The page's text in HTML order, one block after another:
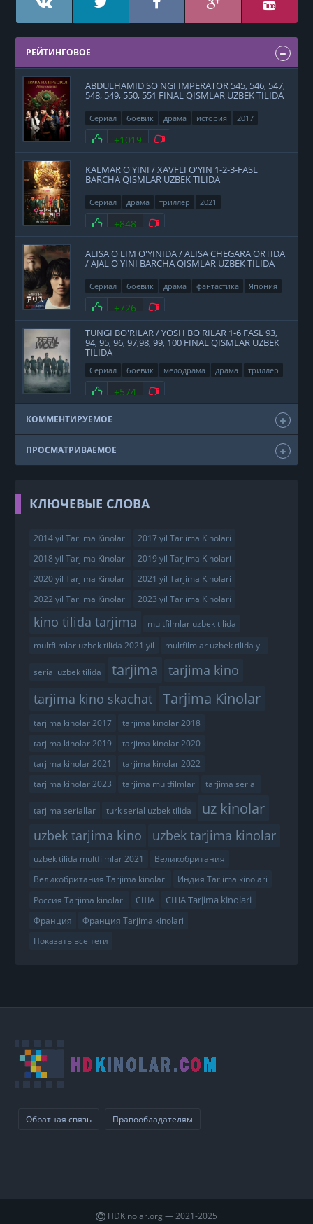
РЕЙТИНГОВОЕ
ABDULHAMID SO'NGI IMPERATOR 545, 546, 547,
548, 549, 550, 551 FINAL QISMLAR UZBEK TILIDA
Сериал боевик драма история 2017
Нравится
+1019 Не нравится
KALMAR O'YINI / XAVFLI O'YIN 1-2-3-FASL
BARCHA QISMLAR UZBEK TILIDA
Сериал драма триллер 2021
Нравится
+848 Не нравится
ALISA O'LIM O'YINIDA / ALISA CHEGARA ORTIDA
/ AJAL O'YINI BARCHA QISMLAR UZBEK TILIDA
Сериал боевик драма фантастика
Япония
2020
Нравится
+726 Не нравится
TUNGI BO'RILAR / YOSH BO'RILAR 1-6 FASL 93,
94, 95, 96, 97,98, 99, 100 FINAL QISMLAR UZBEK
TILIDA
Сериал боевик мелодрама драма
триллер
фэнтези
США 2011
Нравится
+574 Не нравится
КОММЕНТИРУЕМОЕ
ПРОСМАТРИВАЕМОЕ
КЛЮЧЕВЫЕ СЛОВА
2014 yil Tarjima Kinolari
2017 yil Tarjima Kinolari
2018 yil Tarjima Kinolari
2019 yil Tarjima Kinolari
2020 yil Tarjima Kinolari
2021 yil Tarjima Kinolari
2022 yil Tarjima Kinolari
2023 yil Tarjima Kinolari
kino tilida tarjima
multfilmlar uzbek tilida
multfilmlar uzbek tilida 2021 yil
multfilmlar uzbek tilida yil
serial uzbek tilida tarjima
tarjima kino
tarjima kino skachat
Tarjima Kinolar
tarjima kinolar 2017
tarjima kinolar 2018
tarjima kinolar 2019
tarjima kinolar 2020
tarjima kinolar 2021
tarjima kinolar 2022
tarjima kinolar 2023
tarjima multfilmlar tarjima serial
tarjima seriallar turk serial uzbek tilida uz kinolar
uzbek tarjima kino uzbek tarjima kinolar
uzbek tilida multfilmlar 2021
Великобритания
Великобритания Tarjima kinolari
Индия Tarjima kinolari
Россия Tarjima kinolari
США США Tarjima kinolari
Франция
Франция Tarjima kinolari
Показать все теги
Обратная связь Правообладателям
HDKinolar.org — 2021-2025